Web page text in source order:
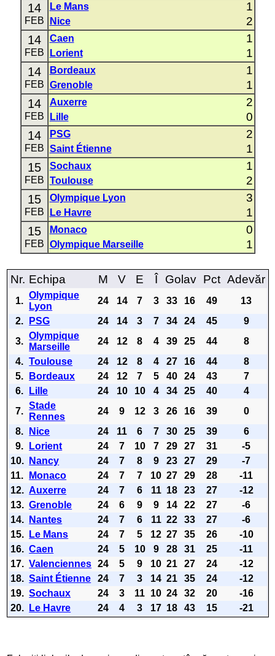
14
FEB
Le Mans 1
Nice 2
14
FEB
Caen 1
Lorient 1
14
FEB
Bordeaux 1
Grenoble 1
14
FEB
Auxerre 2
Lille 0
14
FEB
PSG 2
Saint Étienne 1
15
FEB
Sochaux 1
Toulouse 2
15
FEB
Olympique Lyon 3
Le Havre 1
15
FEB
Monaco 0
Olympique Marseille 1
Nr. Echipa M V E Î Golav Pct Adevăr
1.
Olympique
Lyon
24 14 7 3 33 16 49
13
2.
PSG 24 14 3 7 34 24 45
9
3.
Olympique
Marseille
24 12 8 4 39 25 44
8
4. Toulouse 24 12 8 4 27 16 44
8
5.
Bordeaux 24 12 7 5 40 24 43
7
6.
Lille 24 10 10 4 34 25 40
4
7.
Stade
Rennes
24 9 12 3 26 16 39
0
8.
Nice 24 11 6 7 30 25 39
6
9.
Lorient 24 7 10 7 29 27 31
-5
10.
Nancy 24 7 8 9 23 27 29
-7
11.
Monaco 24 7 7 10 27 29 28
-11
12. Auxerre 24 7 6 11 18 23 27
-12
13. Grenoble 24 6 9 9 14 22 27
-6
14.
Nantes 24 7 6 11 22 33 27
-6
15.
Le Mans 24 7 5 12 27 35 26
-10
16. Caen 24 5 10 9 28 31 25
-11
17. Valenciennes 24 5 9 10 21 27 24
-12
18. Saint Étienne 24 7 3 14 21 35 24
-12
19. Sochaux 24 3 11 10 24 32 20
-16
20.
Le Havre 24 4 3 17 18 43 15 -21